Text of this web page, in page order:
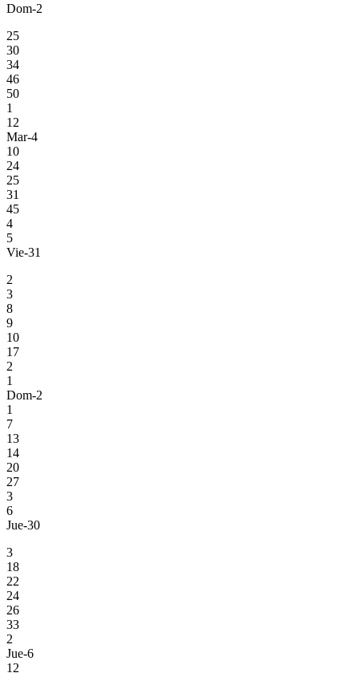
Dom-2
25
30
34
46
50
1
12
Mar-4
10
24
25
31
45
4
5
Vie-31
2
3
8
9
10
17
2
1
Dom-2
1
7
13
14
20
27
3
6
Jue-30
3
18
22
24
26
33
2
Jue-6
12